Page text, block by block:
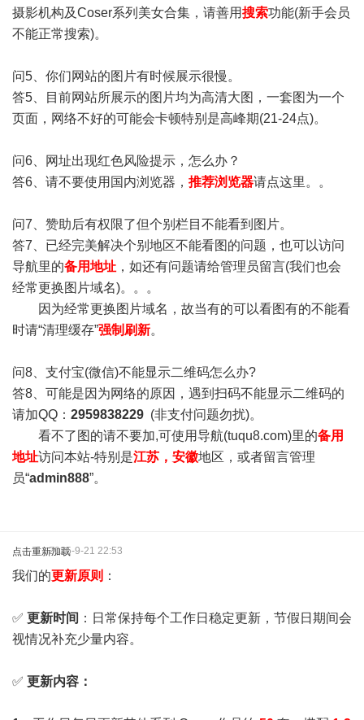
摄影机构及Coser系列美女合集，请善用搜索功能(新手会员
不能正常搜索)。
问5、你们网站的图片有时候展示很慢。
答5、目前网站所展示的图片均为高清大图，一套图为一个
页面，网络不好的可能会卡顿特别是高峰期(21-24点)。
问6、网址出现红色风险提示，怎么办？
答6、请不要使用国内浏览器， 推荐浏览器请点这里。。
问7、赞助后有权限了但个别栏目不能看到图片。
答7、已经完美解决个别地区不能看图的问题，也可以访问
导航里的备用地址 ，如还有问题请给管理员留言(我们也会
经常更换图片域名)。。。
因为经常更换图片域名，故当有的可以看图有的不能看
时请“清理缓存”强制刷新。
问8、支付宝(微信)不能显示二维码怎么办?
答8、可能是因为网络的原因，遇到扫码不能显示二维码的
请加QQ： 2959838229 (非支付问题勿扰)。
看不了图的请不要加,可使用导航(tuqu8.com)里的备用
地址访问本站-特别是江苏，安徽地区，或者留言管理
员“admin888”。
点击重新加载2025-9-21 22:53
我们的更新原则 ：
✅ 更新时间 ：日常保持每个工作日稳定更新，节假日期间会
视情况补充少量内容。
✅ 更新内容：